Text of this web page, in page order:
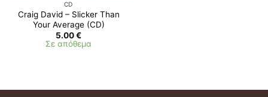
CD
Craig David – Slicker Than
Your Average (CD)
5.00€
Σε απόθεμα